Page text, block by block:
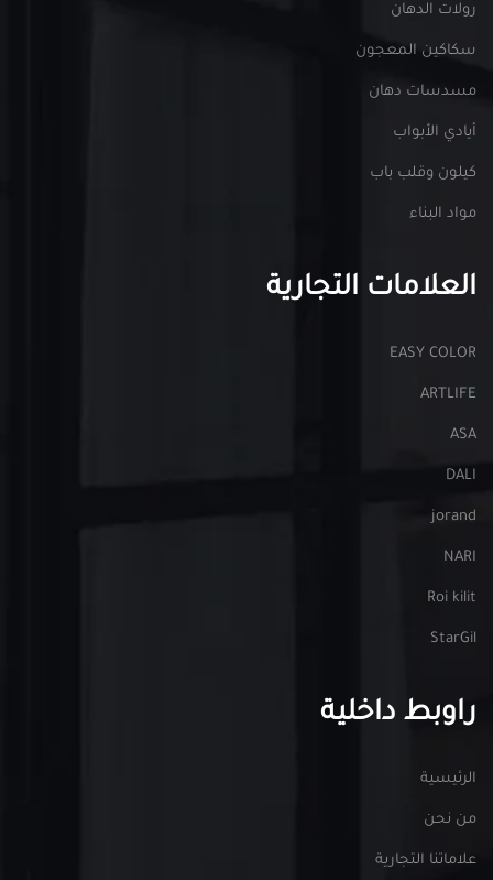
رولات الدهان
سكاكين المعجون
مسدسات دهان
أيادي الأبواب
كيلون وقلب باب
مواد البناء
العلامات التجارية
EASY COLOR
ARTLIFE
ASA
DALI
jorand
NARI
Roi kilit
StarGil
راوبط داخلية
الرئيسية
من نحن
علاماتنا التجارية